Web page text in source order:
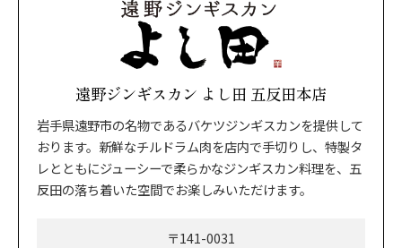
遠野ジンギスカン よし田 五反田本店
岩手県遠野市の名物であるバケツジンギスカンを提供して
おります。新鮮なチルドラム肉を店内で手切りし、特製タ
レとともにジューシーで柔らかなジンギスカン料理を、五
反田の落ち着いた空間でお楽しみいただけます。
〒141-0031